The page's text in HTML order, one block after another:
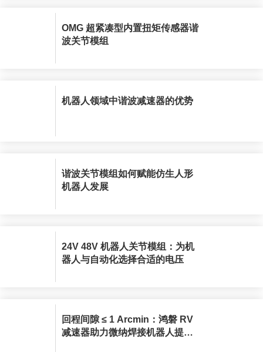
OMG 超紧凑型内置扭矩传感器谐
波关节模组
机器人领域中谐波减速器的优势
谐波关节模组如何赋能仿生人形
机器人发展
24V 48V 机器人关节模组：为机
器人与自动化选择合适的电压
回程间隙 ≤ 1 Arcmin：鸿磐 RV
减速器助力微纳焊接机器人提升